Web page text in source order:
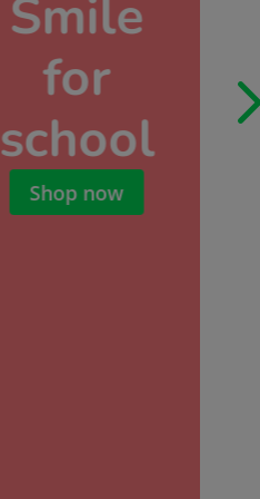
Smile
for
school
Shop now